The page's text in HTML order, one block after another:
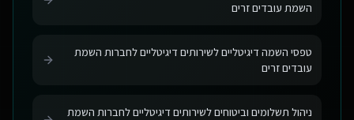
השמת עובדים זרים
טפסי השמה דיגיטליים לשירותים דיגיטליים לחברות השמת
עובדים זרים
ניהול תשלומים וביטוחים לשירותים דיגיטליים לחברות השמת